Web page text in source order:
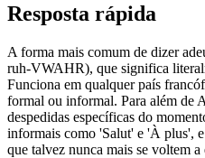
Resposta rápida
A forma mais comum de dizer
ruh-VWAHR), que significa
Funciona em qualquer país
formal ou informal. Para além de
despedidas específicas do
informais como 'Salut' e 'À plus',
que talvez nunca mais se voltem a